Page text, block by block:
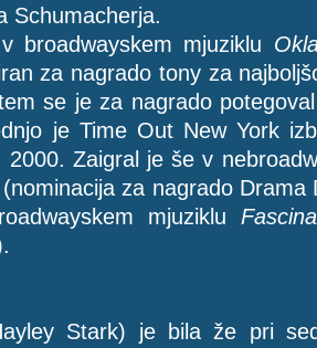
Schumacherja.
broadwayskem mjuziklu
za nagrado tony za
se je za nagrado
je Time Out New York
2000. Zaigral je še v
za nagrado Drama
mjuziklu
Stark) je bila že pri